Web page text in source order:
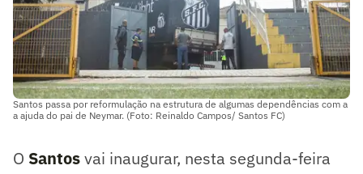
Santos passa por reformulação na estrutura de algumas dependências com a
a ajuda do pai de Neymar. (Foto: Reinaldo Campos/ Santos FC)
O Santosvai inaugurar, nesta segunda-feira